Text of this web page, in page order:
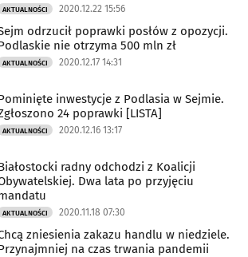
AKTUALNOŚCI 2020.12.22 15:56
odrzucił poprawki posłów z opozycji.
nie otrzyma 500 mln zł
AKTUALNOŚCI 2020.12.17 14:31
inwestycje z Podlasia w Sejmie.
24 poprawki [LISTA]
AKTUALNOŚCI 2020.12.16 13:17
radny odchodzi z Koalicji
Dwa lata po przyjęciu
AKTUALNOŚCI 2020.11.18 07:30
zniesienia zakazu handlu w niedziele.
na czas trwania pandemii